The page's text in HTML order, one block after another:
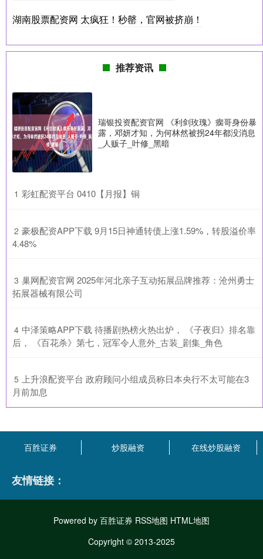
湖南股票配资网 太疯狂！秒罄，官网被挤崩！
推荐资讯
瑞银投资配资官网 《利剑玫瑰》瘸哥身份暴
露，邓妍才知，为何林然被拐24年都没消息
_人贩子_叶修_黑暗
1 ​彩虹配资平台 0410【月报】铜
2 ​豪极配资APP下载 9月15日神通转债上涨1.59%，转股溢价率
4.48%
3 ​巢网配资官网 2025年河北亲子互动拓展品牌推荐：沧州勇士
拓展器械有限公司
4 ​中泽策略APP下载 待播剧热榜火热出炉， 《子夜归》排名靠
后， 《百花杀》第七，冠军令人意外_古装_剧集_角色
5 ​上升浪配资平台 政府顾问小组成员称日本央行不太可能在3
月前加息
百胜证券 炒股融资 在线炒股融资
友情链接：
Powered by 百胜证券 RSS地图 HTML地图
Copyright © 2013-2025